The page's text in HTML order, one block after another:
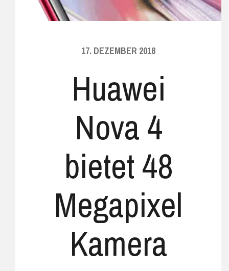
17. DEZEMBER 2018
Huawei
Nova 4
bietet 48
Megapixel
Kamera